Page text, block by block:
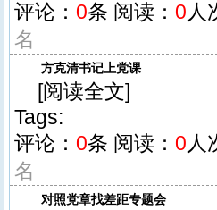
评论： 0条 阅读： 0 人
名
方克清书记上党课
[阅读全文]
Tags:
评论： 0条 阅读： 0 人
名
对照党章找差距专题会